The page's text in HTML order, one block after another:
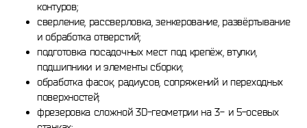
контуров;
сверление, рассверловка, зенкерование, развёртывание
и обработка отверстий;
подготовка посадочных мест под крепёж, втулки,
подшипники и элементы сборки;
обработка фасок, радиусов, сопряжений и переходных
поверхностей;
фрезеровка сложной 3D-геометрии на 3- и 5-осевых